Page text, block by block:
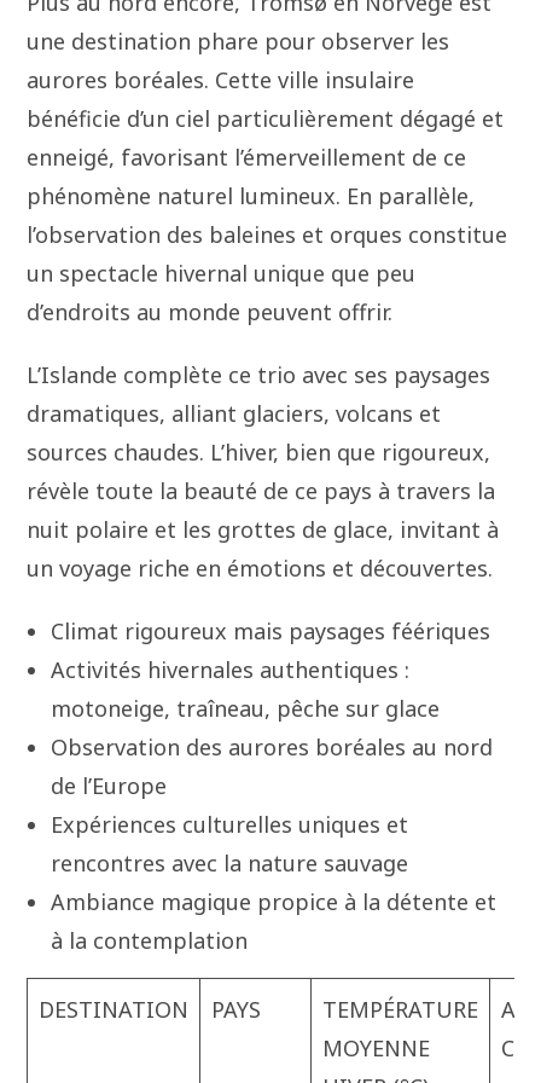
une destination phare pour observer les
aurores boréales. Cette ville insulaire
bénéficie d’un ciel particulièrement dégagé et
enneigé, favorisant l’émerveillement de ce
phénomène naturel lumineux. En parallèle,
l’observation des baleines et orques constitue
un spectacle hivernal unique que peu
d’endroits au monde peuvent offrir.
L’Islande complète ce trio avec ses paysages
dramatiques, alliant glaciers, volcans et
sources chaudes. L’hiver, bien que rigoureux,
révèle toute la beauté de ce pays à travers la
nuit polaire et les grottes de glace, invitant à
un voyage riche en émotions et découvertes.
Climat rigoureux mais paysages féériques
Activités hivernales authentiques :
motoneige, traîneau, pêche sur glace
Observation des aurores boréales au nord
de l’Europe
Expériences culturelles uniques et
rencontres avec la nature sauvage
Ambiance magique propice à la détente et
à la contemplation
DESTINATION PAYS
TEMPÉRATURE
MOYENNE